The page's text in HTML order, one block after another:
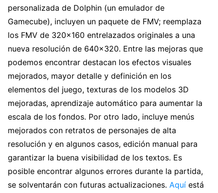
personalizada de Dolphin (un emulador de
Gamecube), incluyen un paquete de FMV; reemplaza
los FMV de 320×160 entrelazados originales a una
nueva resolución de 640×320. Entre las mejoras que
podemos encontrar destacan los efectos visuales
mejorados, mayor detalle y definición en los
elementos del juego, texturas de los modelos 3D
mejoradas, aprendizaje automático para aumentar la
escala de los fondos. Por otro lado, incluye menús
mejorados con retratos de personajes de alta
resolución y en algunos casos, edición manual para
garantizar la buena visibilidad de los textos. Es
posible encontrar algunos errores durante la partida,
se solventarán con futuras actualizaciones. Aquí está